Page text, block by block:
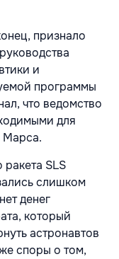
признало
и
программы
что ведомство
для
Марса.
ракета SLS
слишком
денег
который
астронавтов
споры о том,